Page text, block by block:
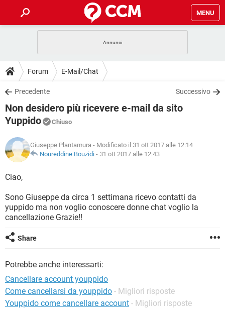
MENU
INTRATTENIMENTO
iOS
INSTAGRAM WHATSAPP
TIKTOK
HARDWARE
GUIDE
COVID-19
iOS
TIKTOK FACEBOOK
DOWNLOAD
COVID-19 GAMING
INTRATTENIMENTO
iOS WINDOWS 10
INSTAGRAM
TIKTOK
HARDWARE
FORUM
INTRATTENIMENTO ANDROID
TIKTOK FACEBOOK
HARDWARE
GLOSSARIO
COVID-19
INTRATTENIMENTO
iOS WINDOWS 10
INSTAGRAM WHATSAPP
Forum E-Mail/Chat
Precedente Successivo
Non desidero più ricevere e-mail da sito
Yuppido
Chiuso
Giuseppe Plantamura - Modificato il 31 ott 2017 alle 12:14
Noureddine Bouzidi - 31 ott 2017 alle 12:43
Ciao,
Sono Giuseppe da circa 1 settimana ricevo contatti da
yuppido ma non voglio conoscere donne chat voglio la
cancellazione Grazie!!
Share
Potrebbe anche interessarti:
Cancellare account youppido
Come cancellarsi da youppido - Migliori risposte
Youppido come cancellare account - Migliori risposte